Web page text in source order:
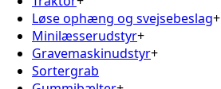
Løse ophæng og svejsebeslag+
Minilæsserudstyr+
Gravemaskinudstyr+
Sortergrab